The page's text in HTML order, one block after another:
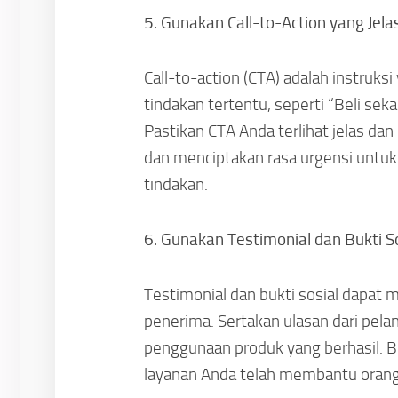
5. Gunakan Call-to-Action yang
Call-to-action (CTA) adalah
tindakan tertentu, seperti “Beli
Pastikan CTA Anda terlihat jelas
dan menciptakan rasa urgensi
tindakan.
6. Gunakan Testimonial dan Bukti
Testimonial dan bukti sosial dapat
penerima. Sertakan ulasan dari
penggunaan produk yang berhasil.
layanan Anda telah membantu